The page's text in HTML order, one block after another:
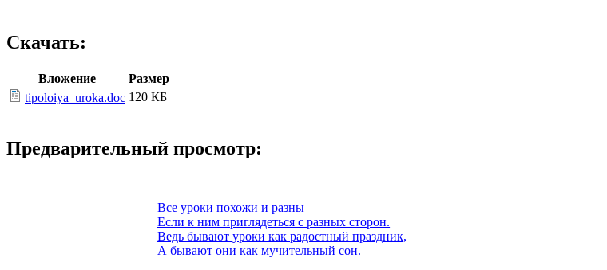
Скачать:
Вложение
Размер
tipoloiya_uroka.doc 120 КБ
Предварительный просмотр:
Все уроки похожи и разны
Если к ним приглядеться с разных сторон.
Ведь бывают уроки как радостный праздник,
А бывают они как мучительный сон.